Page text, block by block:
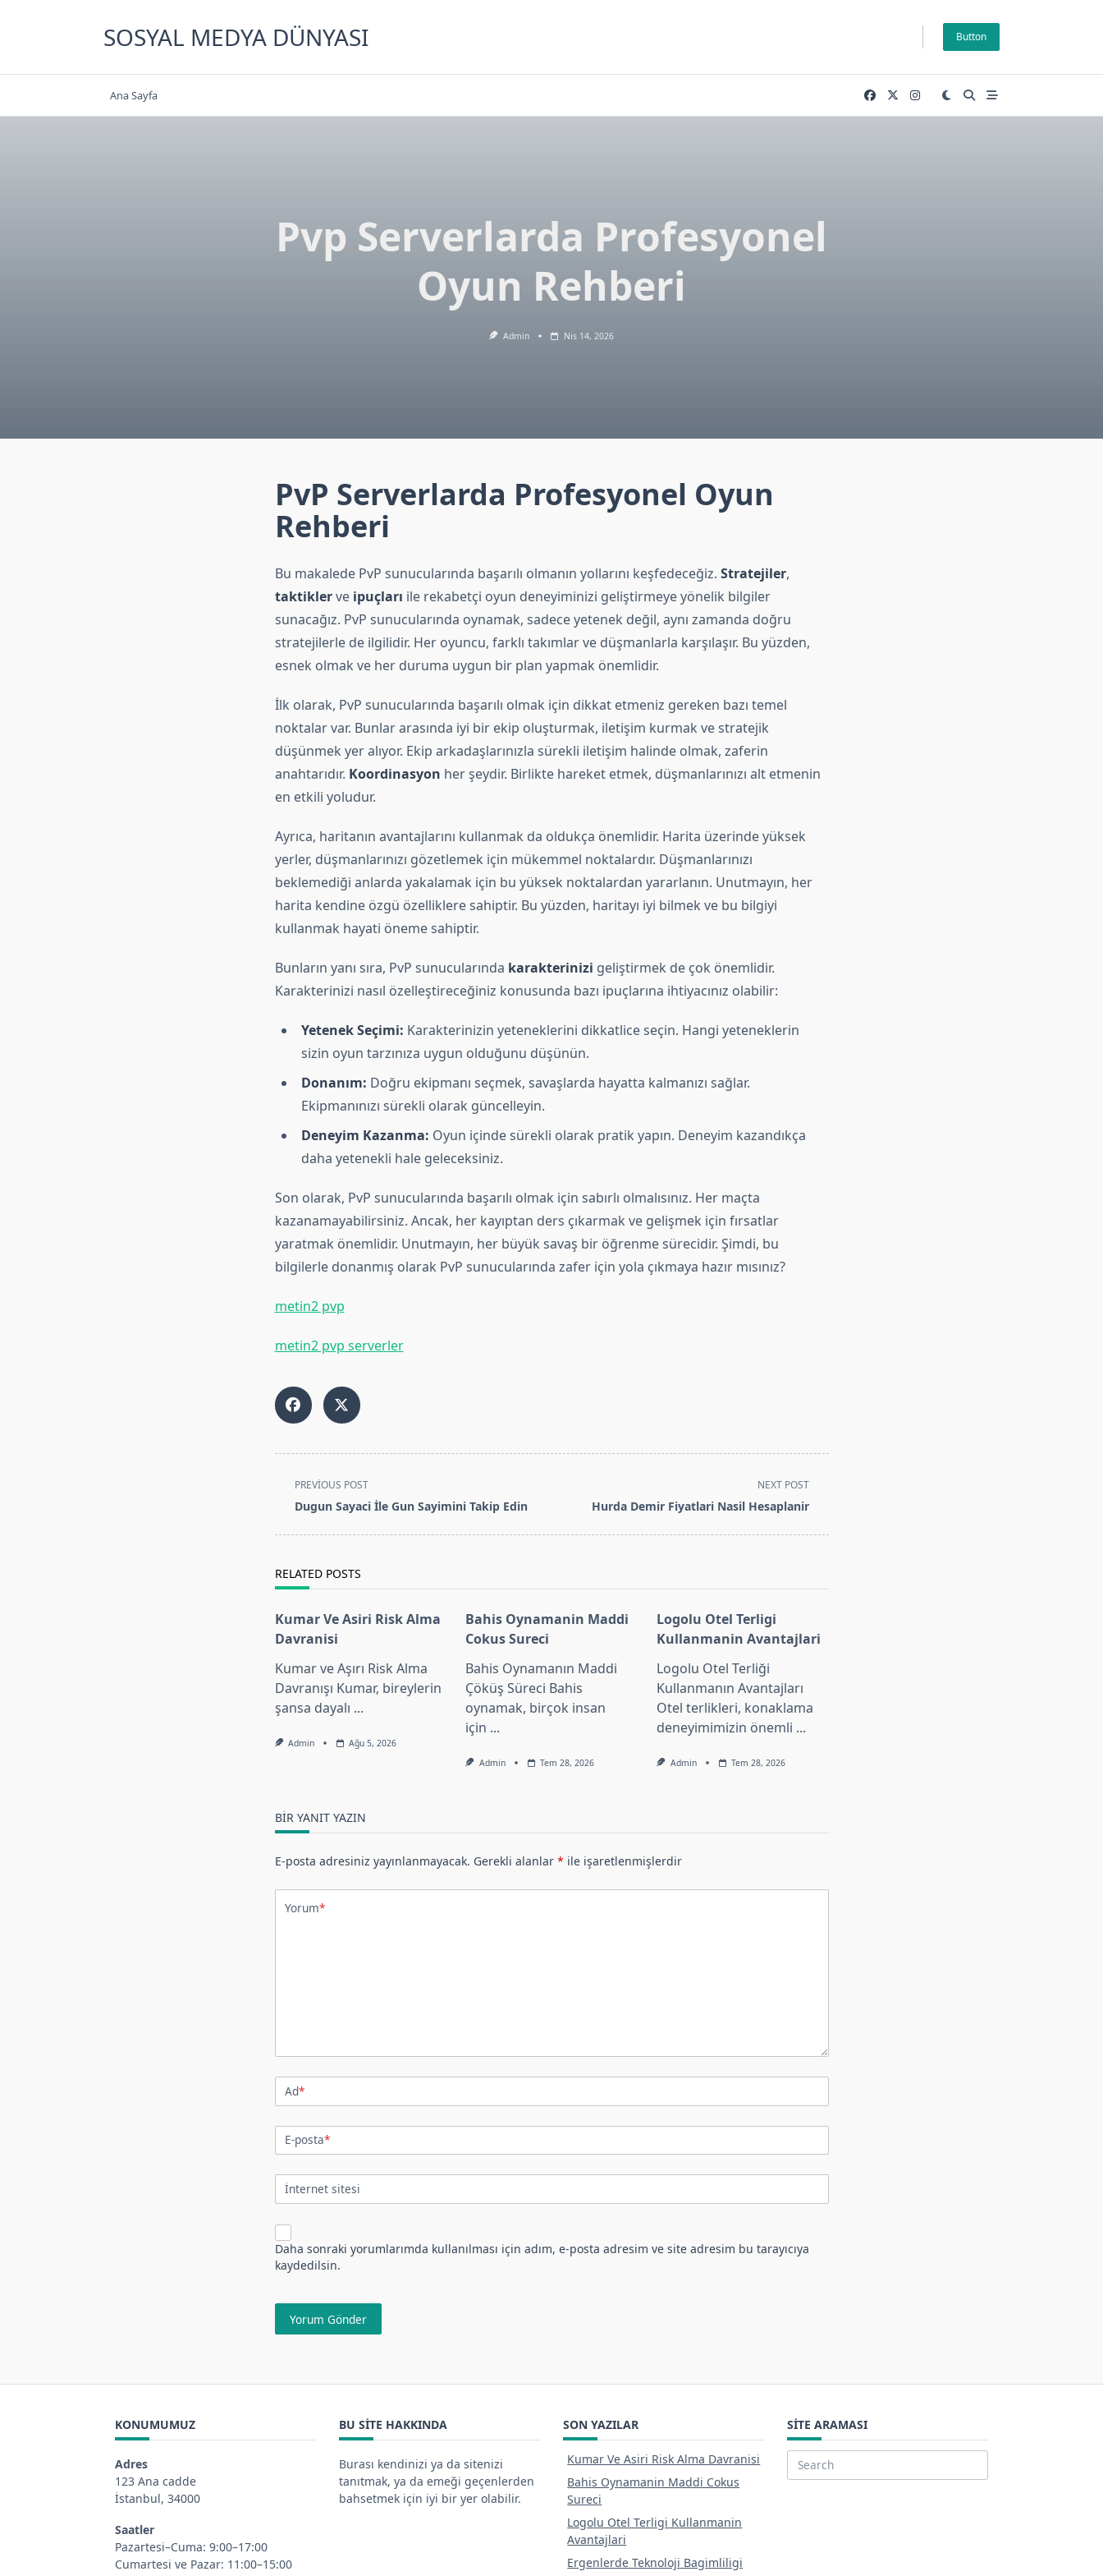
SOSYAL MEDYA DÜNYASI Button
Ana Sayfa
Pvp Serverlarda Profesyonel
Oyun Rehberi
Admin Nis 14, 2026
PvP Serverlarda Profesyonel Oyun
Rehberi
Bu makalede PvP sunucularında başarılı olmanın yollarını keşfedeceğiz. Stratejiler,
taktiklerve ipuçları ile rekabetçi oyun deneyiminizi geliştirmeye yönelik bilgiler
sunacağız. PvP sunucularında oynamak, sadece yetenek değil, aynı zamanda doğru
stratejilerle de ilgilidir. Her oyuncu, farklı takımlar ve düşmanlarla karşılaşır. Bu yüzden,
esnek olmak ve her duruma uygun bir plan yapmak önemlidir.
İlk olarak, PvP sunucularında başarılı olmak için dikkat etmeniz gereken bazı temel
noktalar var. Bunlar arasında iyi bir ekip oluşturmak, iletişim kurmak ve stratejik
düşünmek yer alıyor. Ekip arkadaşlarınızla sürekli iletişim halinde olmak, zaferin
anahtarıdır. Koordinasyon her şeydir. Birlikte hareket etmek, düşmanlarınızı alt etmenin
en etkili yoludur.
Ayrıca, haritanın avantajlarını kullanmak da oldukça önemlidir. Harita üzerinde yüksek
yerler, düşmanlarınızı gözetlemek için mükemmel noktalardır. Düşmanlarınızı
beklemediği anlarda yakalamak için bu yüksek noktalardan yararlanın. Unutmayın, her
harita kendine özgü özelliklere sahiptir. Bu yüzden, haritayı iyi bilmek ve bu bilgiyi
kullanmak hayati öneme sahiptir.
Bunların yanı sıra, PvP sunucularında karakterinizi geliştirmek de çok önemlidir.
Karakterinizi nasıl özelleştireceğiniz konusunda bazı ipuçlarına ihtiyacınız olabilir:
Yetenek Seçimi: Karakterinizin yeteneklerini dikkatlice seçin. Hangi yeteneklerin
sizin oyun tarzınıza uygun olduğunu düşünün.
Donanım: Doğru ekipmanı seçmek, savaşlarda hayatta kalmanızı sağlar.
Ekipmanınızı sürekli olarak güncelleyin.
Deneyim Kazanma: Oyun içinde sürekli olarak pratik yapın. Deneyim kazandıkça
daha yetenekli hale geleceksiniz.
Son olarak, PvP sunucularında başarılı olmak için sabırlı olmalısınız. Her maçta
kazanamayabilirsiniz. Ancak, her kayıptan ders çıkarmak ve gelişmek için fırsatlar
yaratmak önemlidir. Unutmayın, her büyük savaş bir öğrenme sürecidir. Şimdi, bu
bilgilerle donanmış olarak PvP sunucularında zafer için yola çıkmaya hazır mısınız?
metin2 pvp
metin2 pvp serverler
<span
class="nav-
text">Page</span>
PREVIOUS POST
Dugun Sayaci İle Gun Sayimini Takip Edin
NEXT POST
Hurda Demir Fiyatlari Nasil Hesaplanir
RELATED POSTS
Kumar Ve Asiri Risk Alma
Davranisi
Kumar ve Aşırı Risk Alma
Davranışı Kumar, bireylerin
şansa dayalı ...
Admin Ağu 5, 2026
Bahis Oynamanin Maddi
Cokus Sureci
Bahis Oynamanın Maddi
Çöküş Süreci Bahis
oynamak, birçok insan
için ...
Admin Tem 28, 2026
Logolu Otel Terligi
Kullanmanin Avantajlari
Logolu Otel Terliği
Kullanmanın Avantajları
Otel terlikleri, konaklama
deneyimimizin önemli ...
Admin Tem 28, 2026
BIR YANIT YAZIN
E-posta adresiniz yayınlanmayacak. Gerekli alanlar * ile işaretlenmişlerdir
Yorum*
Ad*
E-posta*
İnternet sitesi
Daha sonraki yorumlarımda kullanılması için adım, e-posta adresim ve site adresim bu tarayıcıya
kaydedilsin.
KONUMUMUZ
Adres
123 Ana cadde
İstanbul, 34000
Saatler
Pazartesi–Cuma: 9:00–17:00
Cumartesi ve Pazar: 11:00–15:00
BU SITE HAKKINDA
Burası kendinizi ya da sitenizi
tanıtmak, ya da emeği geçenlerden
bahsetmek için iyi bir yer olabilir.
SON YAZILAR
Kumar Ve Asiri Risk Alma Davranisi
Bahis Oynamanin Maddi Cokus
Sureci
Logolu Otel Terligi Kullanmanin
Avantajlari
Ergenlerde Teknoloji Bagimliligi
SITE ARAMASI
Search